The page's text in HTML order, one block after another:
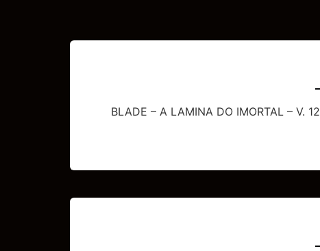
BLADE – A LAMINA DO IMORTAL – V. 12